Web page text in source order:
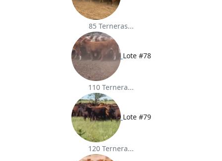
85 Terneras...
Lote #78
110 Ternera...
Lote #79
120 Ternera...